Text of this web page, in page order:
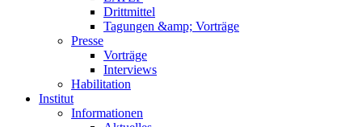
Drittmittel
Tagungen &amp; Vorträge
Presse
Vorträge
Interviews
Habilitation
Institut
Informationen